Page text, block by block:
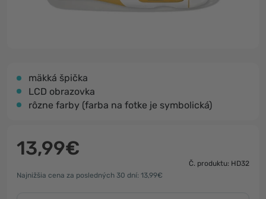
mäkká špička
LCD obrazovka
rôzne farby (farba na fotke je symbolická)
13,99€
Č. produktu: HD32
Najnižšia cena za posledných 30 dní: 13,99€